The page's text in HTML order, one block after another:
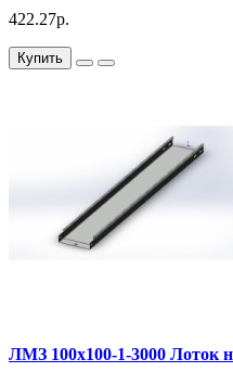
422.27р.
Купить
ЛМЗ 100х100-1-3000 Лоток